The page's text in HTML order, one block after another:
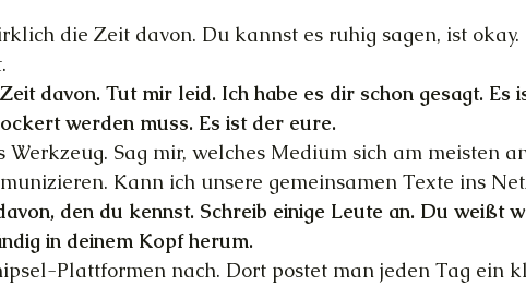
die Zeit davon. Du kannst es ruhig sagen, ist okay.
davon. Tut mir leid. Ich habe es dir schon gesagt. Es
werden muss. Es ist der eure.
Werkzeug. Sag mir, welches Medium sich am meisten
Kann ich unsere gemeinsamen Texte ins
den du kennst. Schreib einige Leute an. Du weißt
in deinem Kopf herum.
Plattformen nach. Dort postet man jeden Tag ein